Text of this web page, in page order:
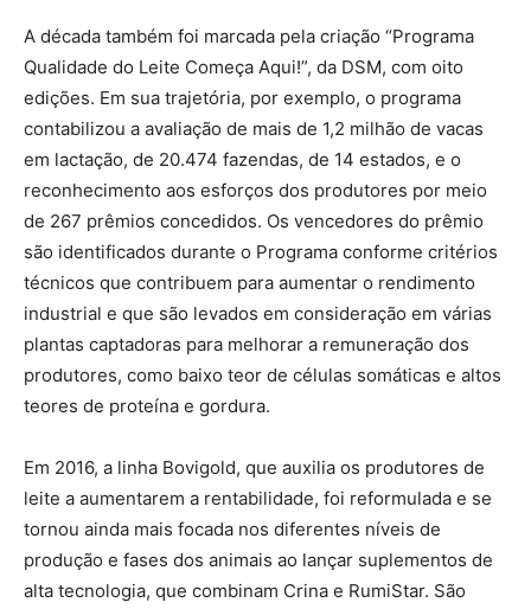
A década também foi marcada pela criação “Programa
Qualidade do Leite Começa Aqui!”, da DSM, com oito
edições. Em sua trajetória, por exemplo, o programa
contabilizou a avaliação de mais de 1,2 milhão de vacas
em lactação, de 20.474 fazendas, de 14 estados, e o
reconhecimento aos esforços dos produtores por meio
de 267 prêmios concedidos. Os vencedores do prêmio
são identificados durante o Programa conforme critérios
técnicos que contribuem para aumentar o rendimento
industrial e que são levados em consideração em várias
plantas captadoras para melhorar a remuneração dos
produtores, como baixo teor de células somáticas e altos
teores de proteína e gordura.
Em 2016, a linha Bovigold, que auxilia os produtores de
leite a aumentarem a rentabilidade, foi reformulada e se
tornou ainda mais focada nos diferentes níveis de
produção e fases dos animais ao lançar suplementos de
alta tecnologia, que combinam Crina e RumiStar. São